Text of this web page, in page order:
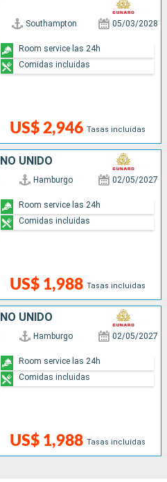
Southampton 05/03/2028
US$ 2,946 Tasas incluidas
Room service las 24h
Comidas incluidas
UNIDO
Hamburgo 02/05/2027
US$ 1,988 Tasas incluidas
Room service las 24h
Comidas incluidas
UNIDO
Hamburgo 02/05/2027
US$ 1,988 Tasas incluidas
Room service las 24h
Comidas incluidas